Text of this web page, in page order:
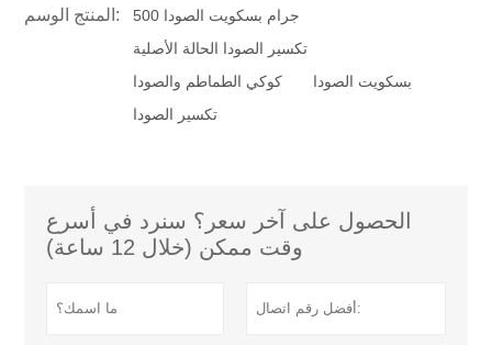
المنتج الوسم:
500 جرام بسكويت الصودا
تكسير الصودا الحالة الأصلية
كوكي الطماطم والصودا
بسكويت الصودا
تكسير الصودا
الحصول على آخر سعر؟ سنرد في أسرع
وقت ممكن (خلال 12 ساعة)